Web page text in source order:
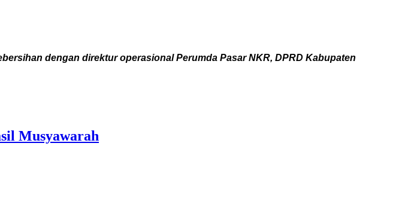
dengan direktur operasional Perumda Pasar NKR, DPRD Kabupaten
Musyawarah